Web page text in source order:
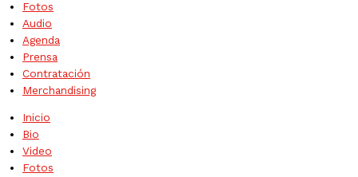
Fotos
Audio
Agenda
Prensa
Contratación
Merchandising
Inicio
Bio
Video
Fotos